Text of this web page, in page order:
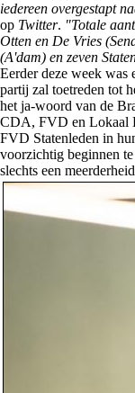
iedereen overgestapt
op Twitter. "Totale
Otten en De Vries
(A'dam) en zeven
Eerder deze week
partij zal toetreden tot
het ja-woord van de
CDA, FVD en Lokaal
FVD Statenleden in
voorzichtig beginnen
slechts een